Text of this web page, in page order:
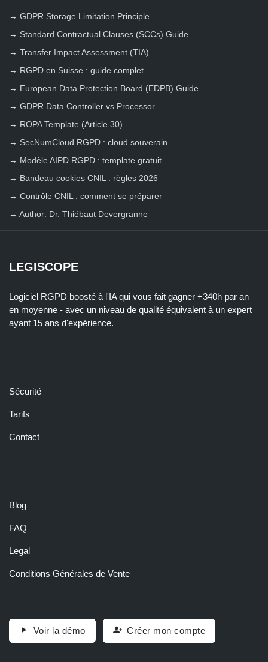
→ GDPR Storage Limitation Principle
→ Standard Contractual Clauses (SCCs) Guide
→ Transfer Impact Assessment (TIA)
→ RGPD en Suisse : guide complet
→ European Data Protection Board (EDPB) Guide
→ GDPR Data Controller vs Processor
→ ROPA Template (Article 30)
→ SecNumCloud RGPD : cloud souverain
→ Modèle AIPD RGPD : template gratuit
→ Bandeau cookies CNIL : règles 2026
→ Contrôle CNIL : comment se préparer
→ Author: Dr. Thiébaut Devergranne
LEGISCOPE
Logiciel RGPD boosté à l'IA qui vous fait gagner +340h par an
en moyenne - avec un niveau de qualité équivalent à un expert
ayant 15 ans d'expérience.
Sécurité
Tarifs
Contact
Blog
FAQ
Legal
Conditions Générales de Vente
Voir la démo Créer mon compte